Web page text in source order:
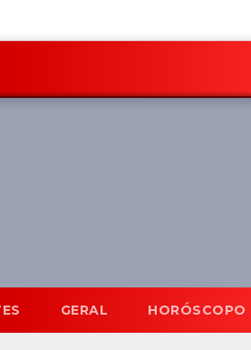
GERAL HORÓSCOPO